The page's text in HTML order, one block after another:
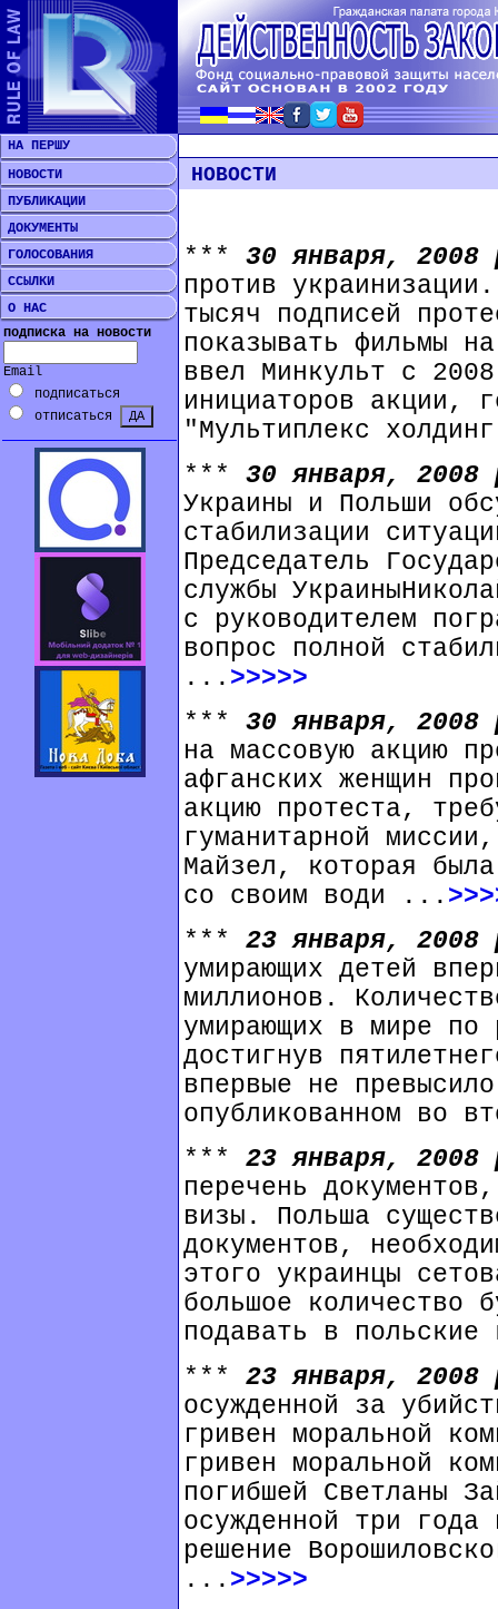
НА ПЕРШУ
НОВОСТИ
ПУБЛИКАЦИИ
ДОКУМЕНТЫ
ГОЛОСОВАНИЯ
ССЫЛКИ
О НАС
подписка на новости
Email
подписаться
отписаться
НОВОСТИ
*** 30 января,
против
тысяч подписей
показывать фильмы
ввел Минкульт с
инициаторов акции,
"Мультиплекс
*** 30 января,
Украины и Польши
стабилизации
Председатель
службы
с руководителем
вопрос полной
... >>>>>
*** 30 января,
на массовую акцию
афганских женщин
акцию протеста,
гуманитарной
Майзел, которая
со своим води ...
*** 23 января,
умирающих детей
миллионов.
умирающих в мире по
достигнув
впервые не
опубликованном во
*** 23 января,
перечень
визы. Польша
документов,
этого украинцы
большое количество
подавать в
*** 23 января,
осужденной за
гривен моральной
гривен моральной
погибшей Светланы
осужденной три
решение
... >>>>>